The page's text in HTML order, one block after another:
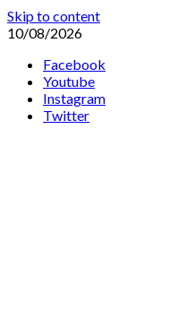
Skip to content
10/08/2026
Facebook
Youtube
Instagram
Twitter